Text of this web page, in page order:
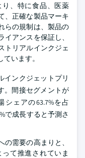
、特に食品、医薬
、正確な製品マーキ
らの規制は、製品の
アンスを保証し、
トリアルインクジェ
います。
インクジェットプリ
。間接セグメントが
シェアの63.7%を占
で成長すると予測さ
需要の高まりと、
て推進されていま